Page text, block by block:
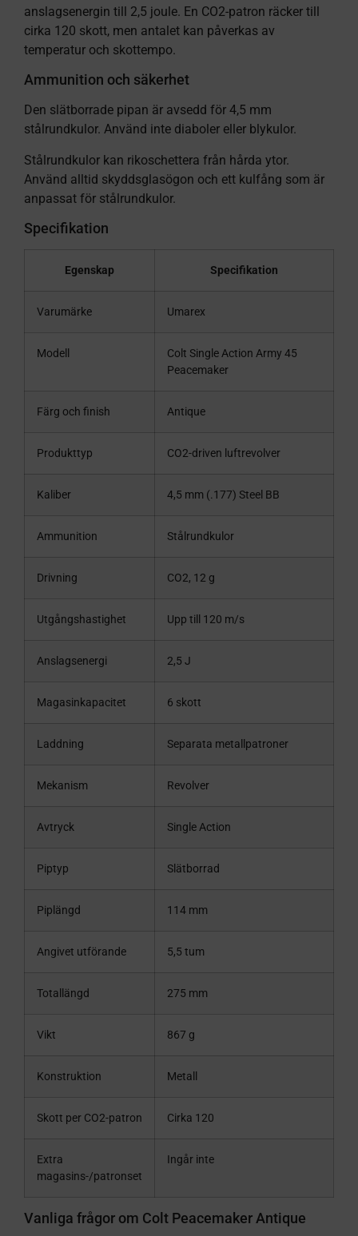
anslagsenergin till 2,5 joule. En CO2-patron räcker till
cirka 120 skott, men antalet kan påverkas av
temperatur och skottempo.
Ammunition och säkerhet
Den slätborrade pipan är avsedd för 4,5 mm
stålrundkulor. Använd inte diaboler eller blykulor.
Stålrundkulor kan rikoschettera från hårda ytor.
Använd alltid skyddsglasögon och ett kulfång som är
anpassat för stålrundkulor.
Specifikation
Egenskap Specifikation
Varumärke Umarex
Modell
Colt Single Action Army 45
Peacemaker
Färg och finish Antique
Produkttyp CO2-driven luftrevolver
Kaliber 4,5 mm (.177) Steel BB
Ammunition Stålrundkulor
Drivning CO2, 12 g
Utgångshastighet Upp till 120 m/s
Anslagsenergi 2,5 J
Magasinkapacitet 6 skott
Laddning Separata metallpatroner
Mekanism Revolver
Avtryck Single Action
Piptyp Slätborrad
Piplängd 114 mm
Angivet utförande 5,5 tum
Totallängd 275 mm
Vikt 867 g
Konstruktion Metall
Skott per CO2-patron Cirka 120
Extra
magasins-/patronset
Ingår inte
Vanliga frågor om Colt Peacemaker Antique